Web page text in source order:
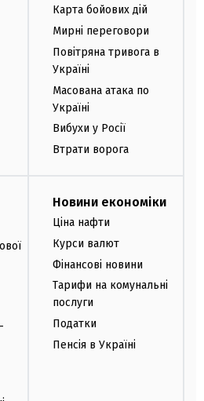
Карта бойових дій
Мирні переговори
Повітряна тривога в
Україні
Масована атака по
Україні
Вибухи у Росії
Втрати ворога
Новини економіки
Ціна нафти
Курси валют
Фінансові новини
Тарифи на комунальні
послуги
Податки
Пенсія в Україні